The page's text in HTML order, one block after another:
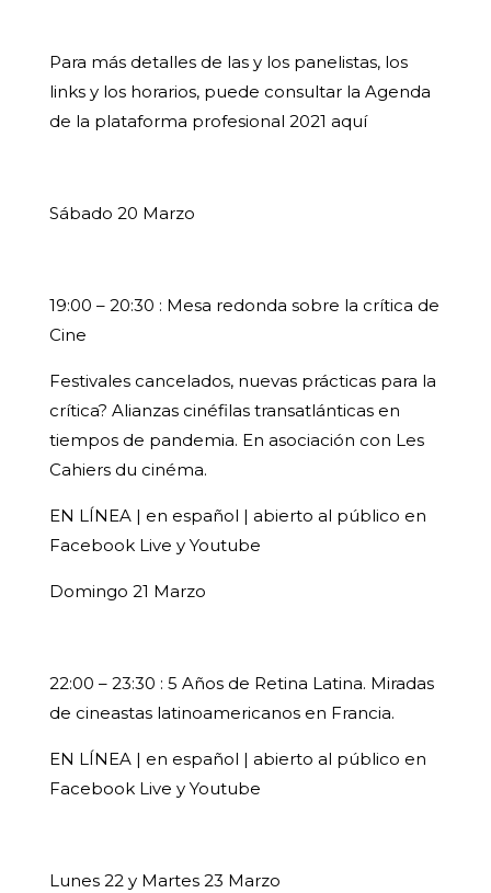
Para más detalles de las y los panelistas, los
links y los horarios, puede consultar la Agenda
de la plataforma profesional 2021 aquí
Sábado 20 Marzo
19:00 – 20:30 : Mesa redonda sobre la crítica de
Cine
Festivales cancelados, nuevas prácticas para la
crítica? Alianzas cinéfilas transatlánticas en
tiempos de pandemia. En asociación con Les
Cahiers du cinéma.
EN LÍNEA | en español | abierto al público en
Facebook Live y Youtube
Domingo 21 Marzo
22:00 – 23:30 : 5 Años de Retina Latina. Miradas
de cineastas latinoamericanos en Francia.
EN LÍNEA | en español | abierto al público en
Facebook Live y Youtube
Lunes 22 y Martes 23 Marzo